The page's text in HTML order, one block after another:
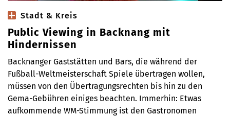
Stadt & Kreis
Public Viewing in Backnang mit
Hindernissen
Backnanger Gaststätten und Bars, die während der
Fußball-Weltmeisterschaft Spiele übertragen wollen,
müssen von den Übertragungsrechten bis hin zu den
Gema-Gebühren einiges beachten. Immerhin: Etwas
aufkommende WM-Stimmung ist den Gastronomen